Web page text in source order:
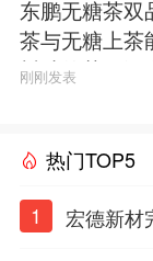
东鹏无糖茶双
茶与无糖上茶
树叶的茶饮江
刚刚发表
热门TOP5
1
宏德新材